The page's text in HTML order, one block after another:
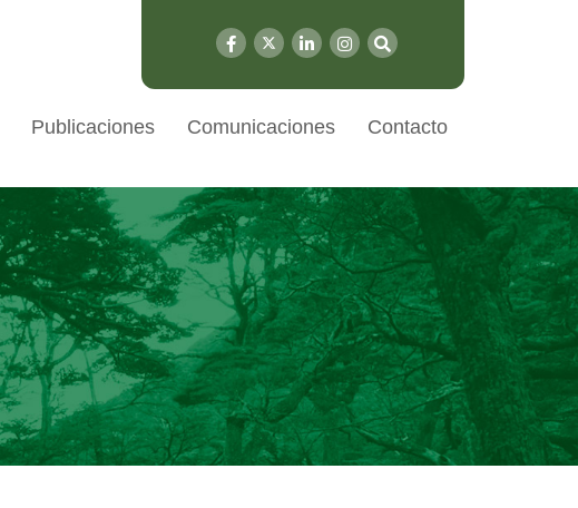
Publicaciones Comunicaciones Contacto